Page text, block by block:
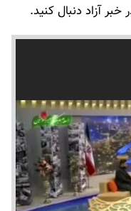
خبر آزاد دنبال کنید.